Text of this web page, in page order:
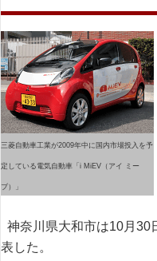
三菱自動車工業が2009年中に国内市場投入を予
定している電気自動車「i MiEV（アイ ミー
ブ）」
神奈川県大和市は10月30
表した。